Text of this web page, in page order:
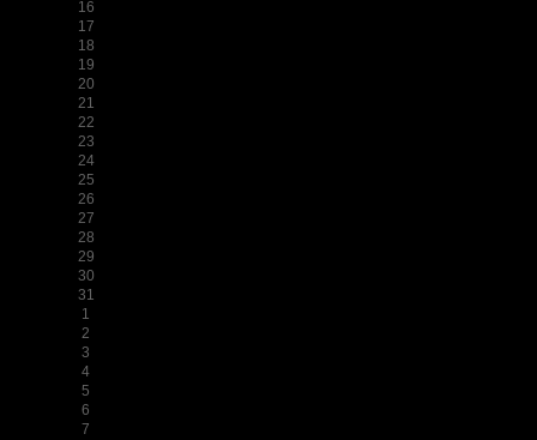
16
17
18
19
20
21
22
23
24
25
26
27
28
29
30
31
1
2
3
4
5
6
7